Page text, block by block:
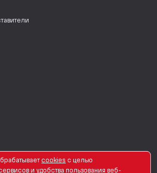
сookies с целью
и удобства пользования веб-